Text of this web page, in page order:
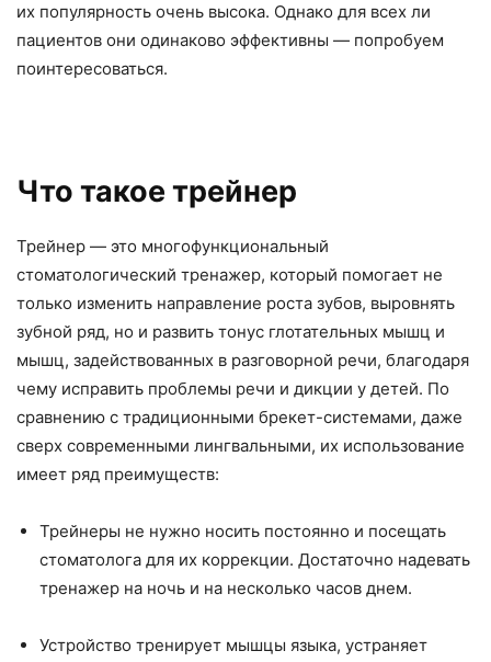
их популярность очень высока. Однако для всех ли
пациентов они одинаково эффективны — попробуем
поинтересоваться.
Что такое трейнер
Трейнер — это многофункциональный
стоматологический тренажер, который помогает не
только изменить направление роста зубов, выровнять
зубной ряд, но и развить тонус глотательных мышц и
мышц, задействованных в разговорной речи, благодаря
чему исправить проблемы речи и дикции у детей. По
сравнению с традиционными брекет-системами, даже
сверх современными лингвальными, их использование
имеет ряд преимуществ:
Трейнеры не нужно носить постоянно и посещать
стоматолога для их коррекции. Достаточно надевать
тренажер на ночь и на несколько часов днем.
Устройство тренирует мышцы языка, устраняет